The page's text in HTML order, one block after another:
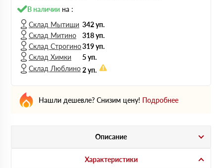
В наличии на :
Склад Мытищи 342 уп.
Склад Митино
318 уп.
Склад Строгино319 уп.
Склад Химки
5 уп.
Склад Люблино2 уп.
Нашли дешевле? Снизим цену! Подробнее
Описание
Характеристики